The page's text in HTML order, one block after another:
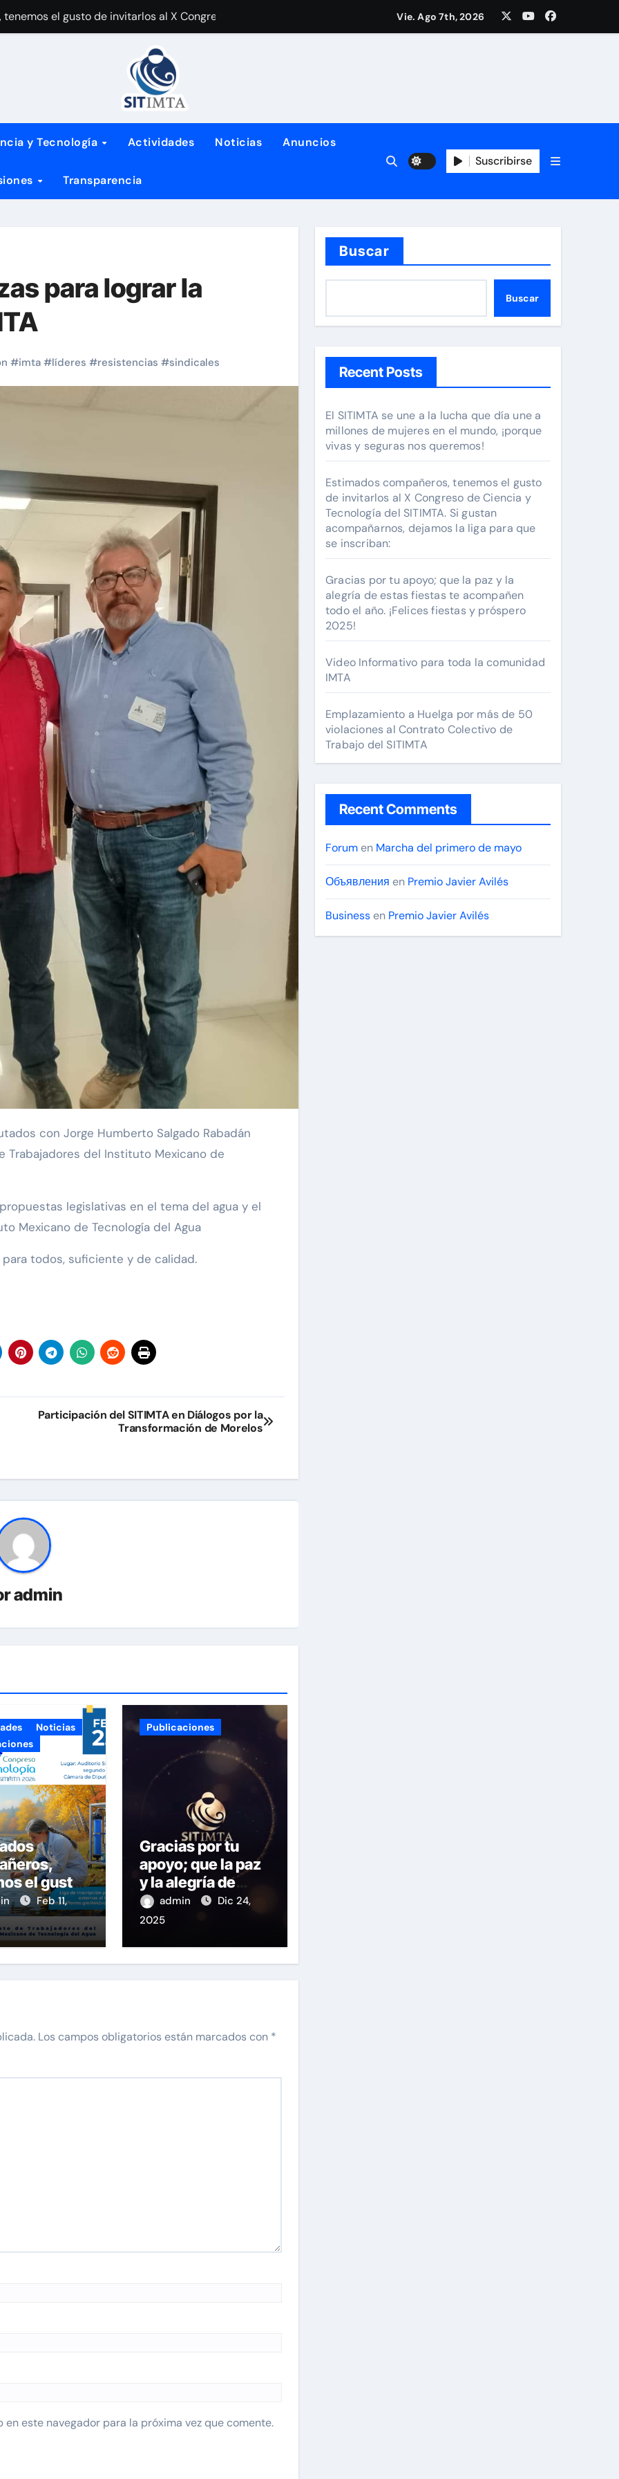
el gusto de invitarlos al X Congreso de Ciencia y Tecnología del SITIMTA. Si gustan acompañarnos, dejamos la
por más de 50 violaciones al Contrato Colectivo de Trabajo del SITIMTA
en el IMTA
que día une a millones de mujeres en el mundo, ¡porque vivas y seguras nos queremos!
Vie. Ago 7th, 2026
y Tecnología Actividades Noticias Anuncios
Transparencia
Suscribirse
para lograr la
#imta #líderes #resistencias #sindicales
Trabajadores del Instituto Mexicano de
legislativas en el tema del agua y el
Mexicano de Tecnología del Agua
todos, suficiente y de calidad.
Participación del SITIMTA en Diálogos por la
Transformación de Morelos
admin
Noticias
el gusto
al X
de
y
se
Feb 11,
Publicaciones
Gracias por tu
apoyo; que la paz
y la alegría de
estas fiestas te
acompañen todo
admin
Dic 24,
2025
Los campos obligatorios están marcados con *
este navegador para la próxima vez que comente.
Buscar
Buscar
Recent Posts
El SITIMTA se une a la lucha que día une a
millones de mujeres en el mundo, ¡porque
vivas y seguras nos queremos!
Estimados compañeros, tenemos el gusto
de invitarlos al X Congreso de Ciencia y
Tecnología del SITIMTA. Si gustan
acompañarnos, dejamos la liga para que
se inscriban:
Gracias por tu apoyo; que la paz y la
alegría de estas fiestas te acompañen
todo el año. ¡Felices fiestas y próspero
2025!
Video Informativo para toda la comunidad
IMTA
Emplazamiento a Huelga por más de 50
violaciones al Contrato Colectivo de
Trabajo del SITIMTA
Recent Comments
Forumen Marcha del primero de mayo
Объявления en Premio Javier Avilés
Businessen Premio Javier Avilés